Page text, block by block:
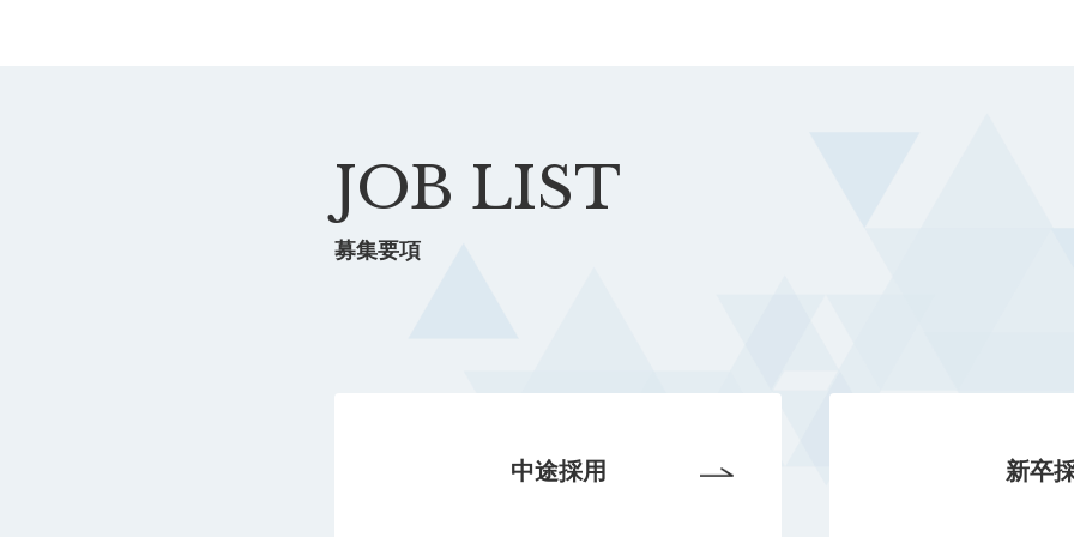
JOB LIST
募集要項
中途採用 新卒